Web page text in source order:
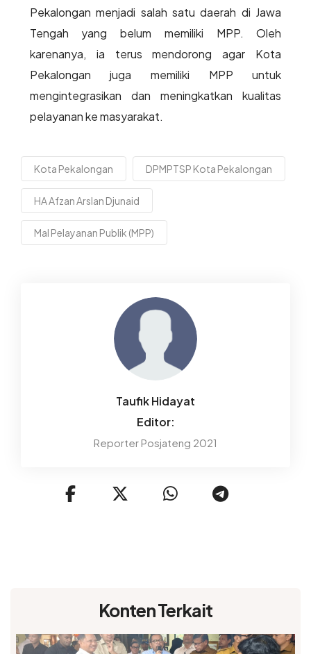
Pekalongan menjadi salah satu daerah di Jawa
Tengah yang belum memiliki MPP. Oleh
karenanya, ia terus mendorong agar Kota
Pekalongan juga memiliki MPP untuk
mengintegrasikan dan meningkatkan kualitas
pelayanan ke masyarakat.
Kota Pekalongan DPMPTSP Kota Pekalongan
HA Afzan Arslan Djunaid
Mal Pelayanan Publik (MPP)
Taufik Hidayat
Editor:
Reporter Posjateng 2021
Konten Terkait